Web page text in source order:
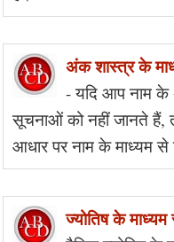
अंक शास्त्र के
- यदि आप नाम के
सूचनाओं को नहीं जानते हैं,
आधार पर नाम के माध्यम
ज्योतिष के